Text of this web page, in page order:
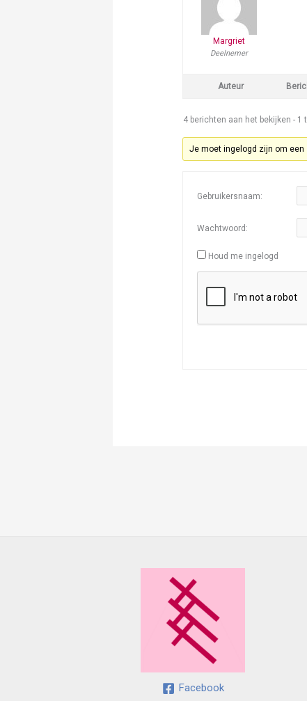
Margriet
Deelnemer
Auteur
4 berichten aan het bekijken - 1
Je moet ingelogd zijn om een
Gebruikersnaam:
Wachtwoord:
Houd me ingelogd
Facebook